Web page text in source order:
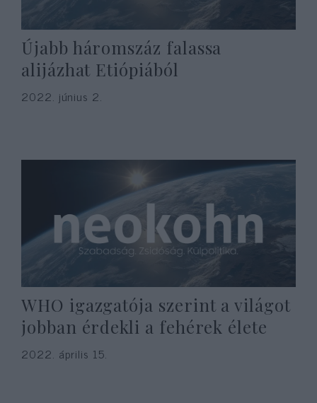
Újabb háromszáz falassa
alijázhat Etiópiából
2022. június 2.
WHO igazgatója szerint a világot
jobban érdekli a fehérek élete
2022. április 15.